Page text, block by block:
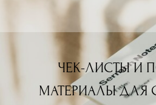
ЧЕК-ЛИСТЫ И
МАТЕРИАЛЫ ДЛЯ